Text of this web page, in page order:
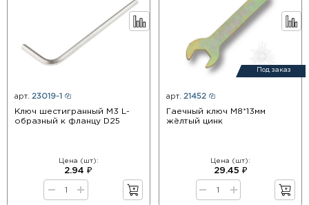
арт. 23019-1
Ключ шестигранный М3 L-
образный к фланцу D25
Цена (шт):
2.94 ₽
Под заказ
арт. 21452
Гаечный ключ М8*13мм
жёлтый цинк
Цена (шт):
29.45 ₽